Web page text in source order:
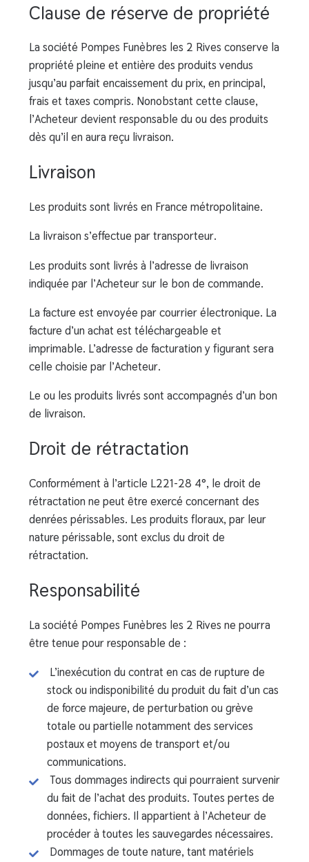
Clause de réserve de propriété
La société Pompes Funèbres les 2 Rives conserve la
propriété pleine et entière des produits vendus
jusqu’au parfait encaissement du prix, en principal,
frais et taxes compris. Nonobstant cette clause,
l’Acheteur devient responsable du ou des produits
dès qu’il en aura reçu livraison.
Livraison
Les produits sont livrés en France métropolitaine.
La livraison s’effectue par transporteur.
Les produits sont livrés à l’adresse de livraison
indiquée par l’Acheteur sur le bon de commande.
La facture est envoyée par courrier électronique. La
facture d’un achat est téléchargeable et
imprimable. L’adresse de facturation y figurant sera
celle choisie par l’Acheteur.
Le ou les produits livrés sont accompagnés d’un bon
de livraison.
Droit de rétractation
Conformément à l’article L221-28 4°, le droit de
rétractation ne peut être exercé concernant des
denrées périssables. Les produits floraux, par leur
nature périssable, sont exclus du droit de
rétractation.
Responsabilité
La société Pompes Funèbres les 2 Rives ne pourra
être tenue pour responsable de :
L’inexécution du contrat en cas de rupture de
stock ou indisponibilité du produit du fait d’un cas
de force majeure, de perturbation ou grève
totale ou partielle notamment des services
postaux et moyens de transport et/ou
communications.
Tous dommages indirects qui pourraient survenir
du fait de l’achat des produits. Toutes pertes de
données, fichiers. Il appartient à l’Acheteur de
procéder à toutes les sauvegardes nécessaires.
Dommages de toute nature, tant matériels